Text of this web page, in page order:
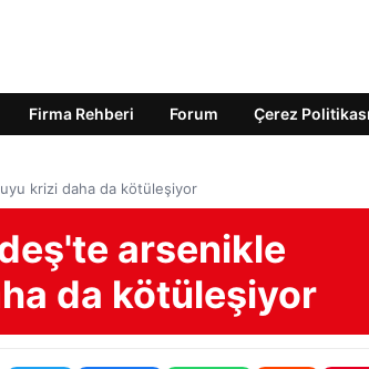
Firma Rehberi Forum Çerez Politikası
krizi daha da kötüleşiyor
arsenikle
da kötüleşiyor